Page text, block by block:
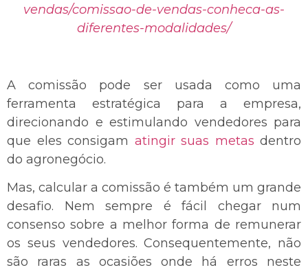
vendas/comissao-de-vendas-conheca-as-
diferentes-modalidades/
A comissão pode ser usada como uma
ferramenta estratégica para a empresa,
direcionando e estimulando vendedores para
que eles consigam atingir suas metas dentro
do agronegócio.
Mas, calcular a comissão é também um grande
desafio. Nem sempre é fácil chegar num
consenso sobre a melhor forma de remunerar
os seus vendedores. Consequentemente, não
são raras as ocasiões onde há erros neste